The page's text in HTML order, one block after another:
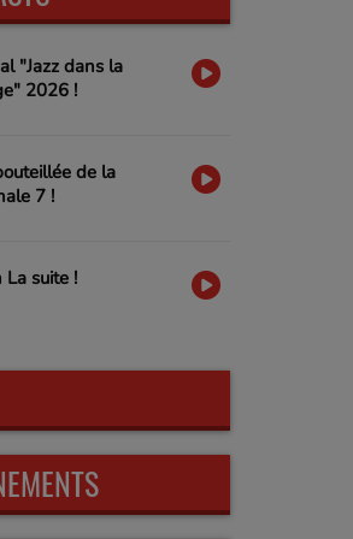
"Jazz dans la
2026 !
de la
7 !
La suite !